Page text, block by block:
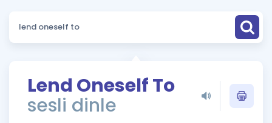
ÖSYM Sınav Takvimi
Kampanyalar
Lend Oneself To
sesli dinle